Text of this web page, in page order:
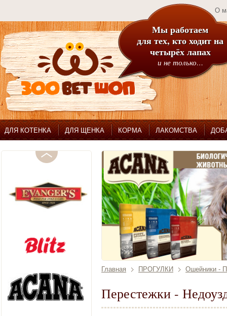
О
Мы работаем
для тех, кто ходит на
четырёх лапах
и не только…
ДЛЯ КОТЕНКА ДЛЯ ЩЕНКА КОРМА ЛАКОМСТВА
Главная ПРОГУЛКИ Ошейники -
Перестежки -